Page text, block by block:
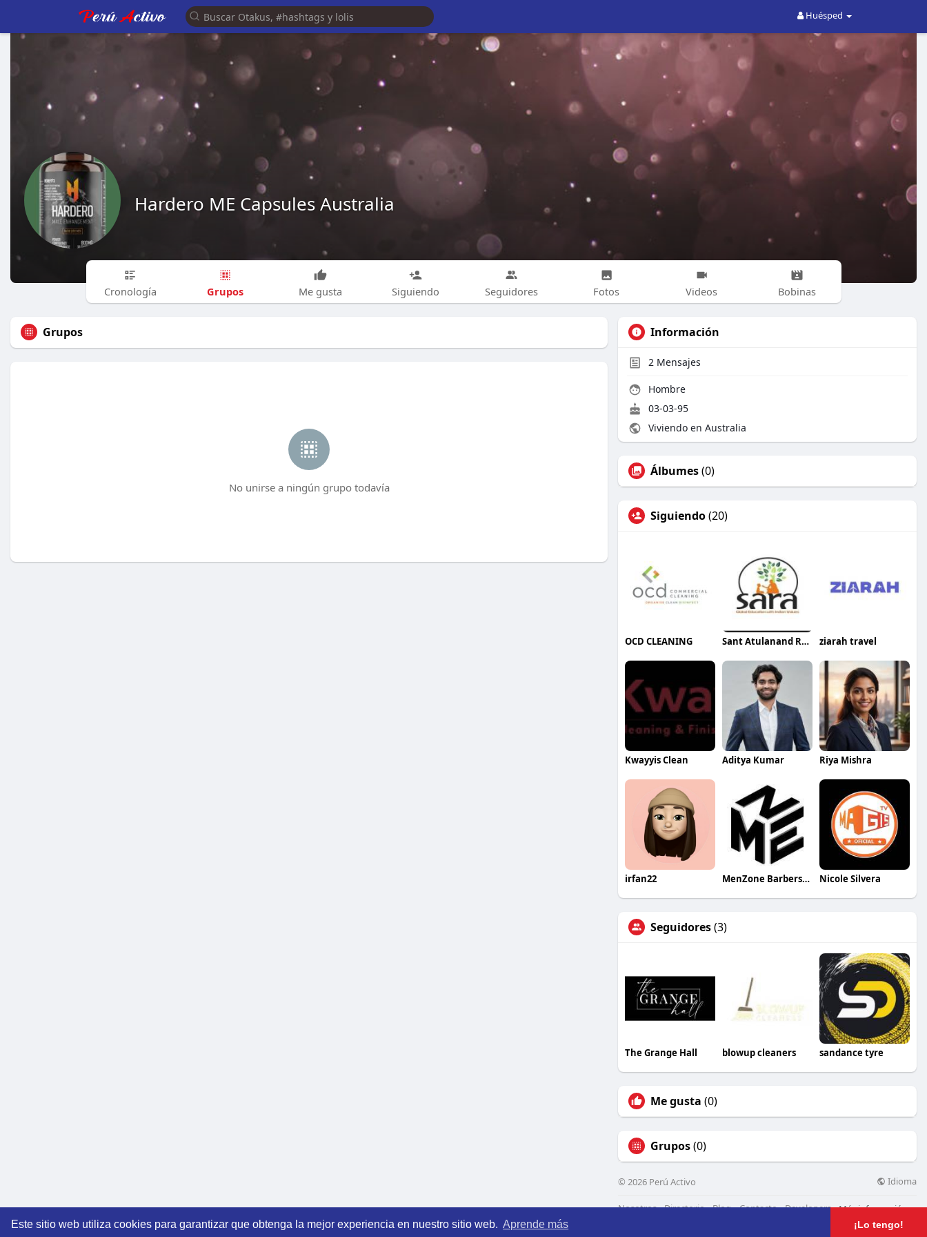
Este sitio web utiliza cookies para garantizar que obtenga la mejor experiencia en nuestro sitio web. Aprende más ¡Lo tengo!
Huésped
Hardero ME Capsules Australia
Cronología Grupos Me gusta Siguiendo Seguidores Fotos Videos Bobinas
Grupos
No unirse a ningún grupo todavía
Información
2 Mensajes
Hombre
03-03-95
Viviendo en Australia
Álbumes(0)
Siguiendo(20)
OCD CLEANING Sant Atulanand Residential Academy ziarah travel
Kwayyis Clean Aditya Kumar Riya Mishra
irfan22 MenZone Barbershop Nicole Silvera
Seguidores(3)
The Grange Hall blowup cleaners sandance tyre
Me gusta (0)
Grupos(0)
© 2026 Perú Activo Idioma
Nosotros Directorio Blog Contacto Developers Más información